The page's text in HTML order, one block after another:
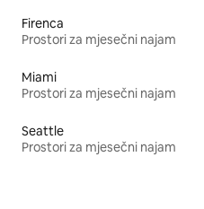
Firenca
Prostori za mjesečni najam
Miami
Prostori za mjesečni najam
Seattle
Prostori za mjesečni najam